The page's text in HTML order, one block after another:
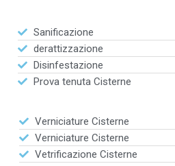
Sanificazione
derattizzazione
Disinfestazione
Prova tenuta Cisterne
Verniciature Cisterne
Verniciature Cisterne
Vetrificazione Cisterne